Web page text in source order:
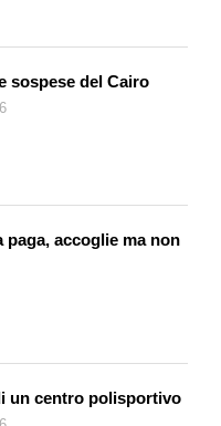
nella formazione dei
una crescita
su quelle che gli
facendo in modo che
una scuola
dipingere con le mani sul
su un iPad.
non concede sconti e
a loro,
non si sbuccia le
per alcuni,
sono grandi
sospese del Cairo
paga, accoglie ma non
un centro polisportivo